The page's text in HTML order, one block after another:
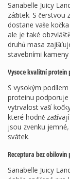
Sanabelle Juicy
zážitek. S
dostane vaše
ale je také
druhů masa
stavebními
Vysoce kvalitní
S vysokým
proteinu podporuje
vytrvalost vaší
které hodně
jsou zvenku
svátek.
Receptura bez
Sanabelle Juicy